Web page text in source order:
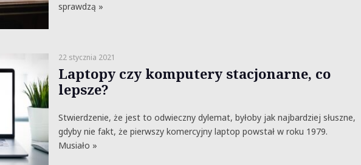
sprawdzą »
22 stycznia 2021
Laptopy czy komputery stacjonarne, co
lepsze?
Stwierdzenie, że jest to odwieczny dylemat, byłoby jak najbardziej słuszne,
gdyby nie fakt, że pierwszy komercyjny laptop powstał w roku 1979.
Musiało »